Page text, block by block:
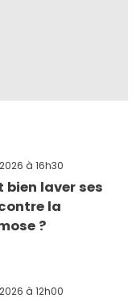
à 16h30
bien laver ses
la
?
à 12h00